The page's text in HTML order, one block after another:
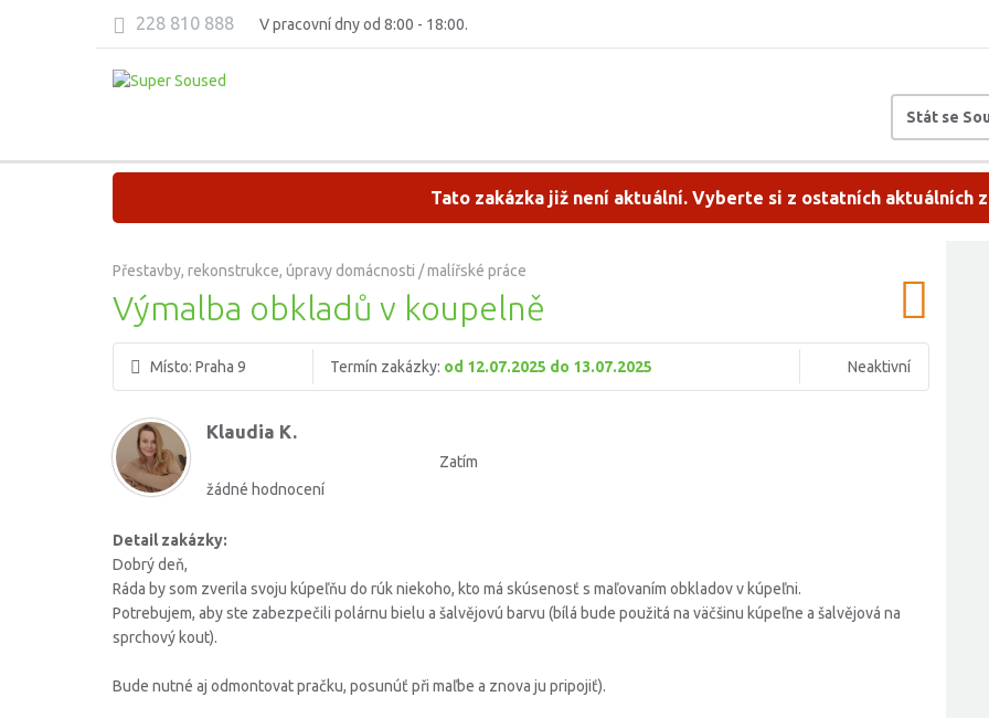
228 810 888 V pracovní dny od 8:00 - 18:00.
Stát se
Tato zakázka již není aktuální. Vyberte si z ostatních aktuálních
Přestavby, rekonstrukce, úpravy domácnosti / malířské práce
Výmalba obkladů v koupelně
Místo: Praha 9 Termín zakázky: od 12.07.2025 do 13.07.2025 Neaktivní
Klaudia K.
Zatím
žádné hodnocení
Detail zakázky:
Dobrý deň,
Ráda by som zverila svoju kúpeľňu do rúk niekoho, kto má skúsenosť s maľovaním obkladov v kúpeľni.
Potrebujem, aby ste zabezpečili polárnu bielu a šalvějovú barvu (bílá bude použitá na väčšinu kúpeľne a šalvějová na
sprchový kout).
Bude nutné aj odmontovat pračku, posunúť při maľbe a znova ju pripojiť).